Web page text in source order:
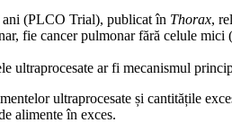
ani (PLCO Trial), publicat în Thorax,
fie cancer pulmonar fără celule
ultraprocesate ar fi mecanismul
ultraprocesate și cantitățile
alimente în exces.